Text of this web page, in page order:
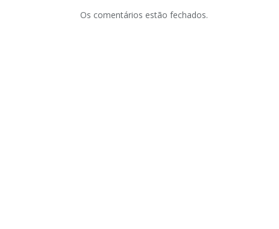
Os comentários estão fechados.